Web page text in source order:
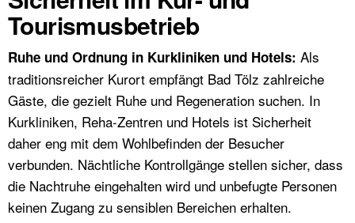
Tourismusbetrieb
Ruhe und Ordnung in Kurkliniken und Hotels: Als
traditionsreicher Kurort empfängt Bad Tölz zahlreiche
Gäste, die gezielt Ruhe und Regeneration suchen. In
Kurkliniken, Reha-Zentren und Hotels ist Sicherheit
daher eng mit dem Wohlbefinden der Besucher
verbunden. Nächtliche Kontrollgänge stellen sicher, dass
die Nachtruhe eingehalten wird und unbefugte Personen
keinen Zugang zu sensiblen Bereichen erhalten.